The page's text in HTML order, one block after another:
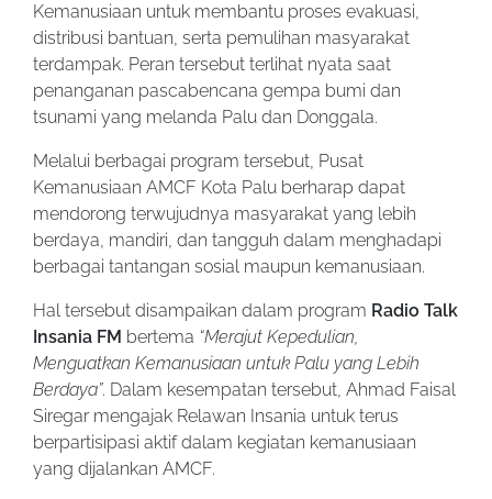
Kemanusiaan untuk membantu proses evakuasi,
distribusi bantuan, serta pemulihan masyarakat
terdampak. Peran tersebut terlihat nyata saat
penanganan pascabencana gempa bumi dan
tsunami yang melanda Palu dan Donggala.
Melalui berbagai program tersebut, Pusat
Kemanusiaan AMCF Kota Palu berharap dapat
mendorong terwujudnya masyarakat yang lebih
berdaya, mandiri, dan tangguh dalam menghadapi
berbagai tantangan sosial maupun kemanusiaan.
Hal tersebut disampaikan dalam program Radio Talk
Insania FM bertema “Merajut Kepedulian,
Menguatkan Kemanusiaan untuk Palu yang Lebih
Berdaya”. Dalam kesempatan tersebut, Ahmad Faisal
Siregar mengajak Relawan Insania untuk terus
berpartisipasi aktif dalam kegiatan kemanusiaan
yang dijalankan AMCF.